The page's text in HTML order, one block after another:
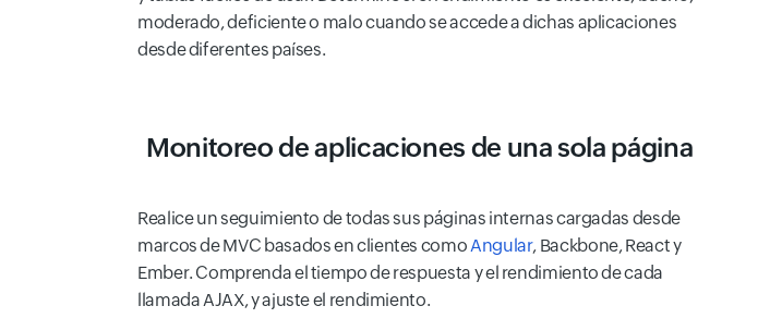
moderado, deficiente o malo cuando se accede a dichas aplicaciones
desde diferentes países.
Monitoreo de aplicaciones de una sola página
Realice un seguimiento de todas sus páginas internas cargadas desde
marcos de MVC basados en clientes comoAngular, Backbone, React y
Ember. Comprenda el tiempo de respuesta y el rendimiento de cada
llamada AJAX, y ajuste el rendimiento.